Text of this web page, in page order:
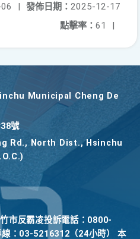
發佈日期： 2025-12-17
|
點擊率： 61 |
Municipal Cheng De
號
Rd., North Dist., Hsinchu
市反霸凌投訴電話：0800-
：03-5216312（24小時） 本